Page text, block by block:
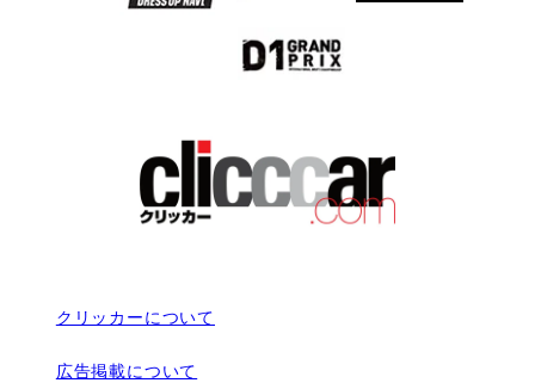
クリッカーについて
広告掲載について